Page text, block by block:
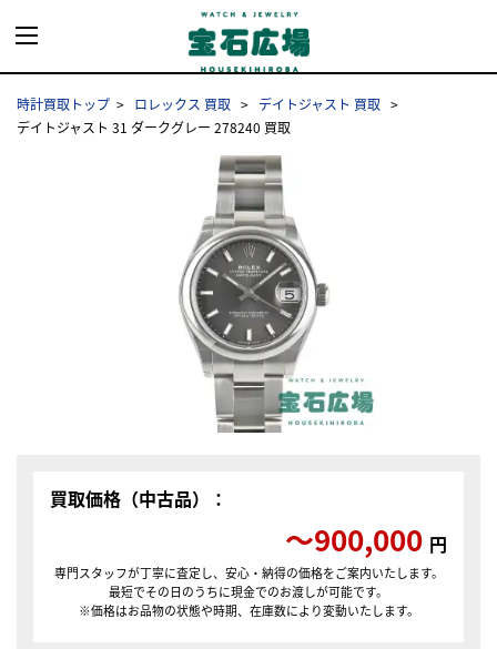
時計買取トップ ロレックス 買取
デイトジャスト 買取
デイトジャスト 31 ダークグレー 278240 買取
買取価格（中古品）：
〜900,000 円
専門スタッフが丁寧に査定し、安心・納得の価格をご案内いたします。
最短でその日のうちに現金でのお渡しが可能です。
※価格はお品物の状態や時期、在庫数により変動いたします。